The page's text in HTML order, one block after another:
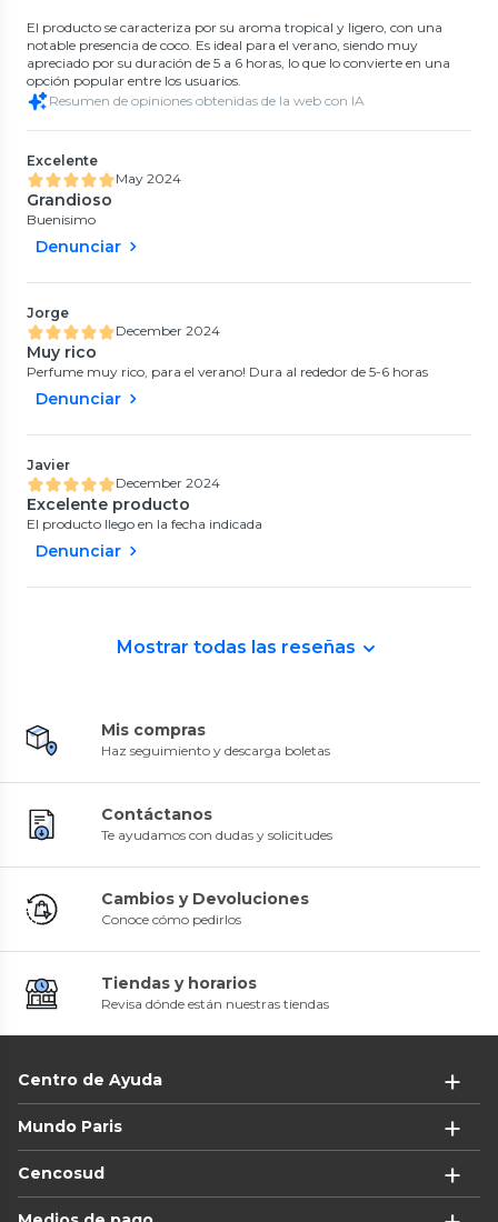
El producto se caracteriza por su aroma tropical y ligero, con una
notable presencia de coco. Es ideal para el verano, siendo muy
apreciado por su duración de 5 a 6 horas, lo que lo convierte en una
opción popular entre los usuarios.
Resumen de opiniones obtenidas de la web con IA
Excelente
May 2024
Grandioso
Buenisimo
Denunciar
Jorge
December 2024
Muy rico
Perfume muy rico, para el verano! Dura al rededor de 5-6 horas
Denunciar
Javier
December 2024
Excelente producto
El producto llego en la fecha indicada
Denunciar
Mostrar todas las reseñas
Mis compras
Haz seguimiento y descarga boletas
Contáctanos
Te ayudamos con dudas y solicitudes
Cambios y Devoluciones
Conoce cómo pedirlos
Tiendas y horarios
Revisa dónde están nuestras tiendas
Centro de Ayuda
Mundo Paris
Cencosud